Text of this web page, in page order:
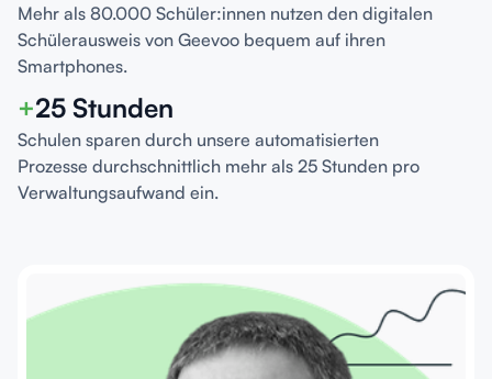
Mehr als 80.000 Schüler:innen nutzen den digitalen
Schülerausweis von Geevoo bequem auf ihren
Smartphones.
+25 Stunden
Schulen sparen durch unsere automatisierten
Prozesse durchschnittlich mehr als 25 Stunden pro
Verwaltungsaufwand ein.